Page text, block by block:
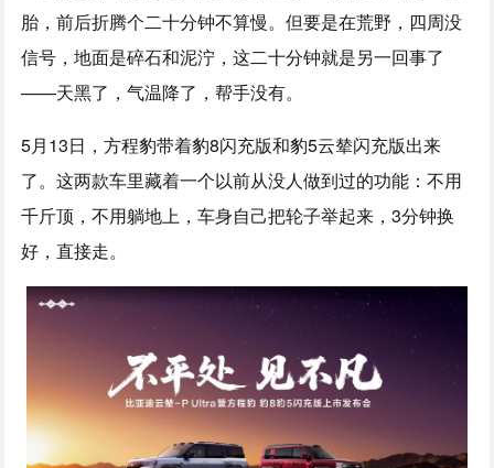
胎，前后折腾个二十分钟不算慢。但要是在荒野，四周没
信号，地面是碎石和泥泞，这二十分钟就是另一回事了
——天黑了，气温降了，帮手没有。
5月13日，方程豹带着豹8闪充版和豹5云辇闪充版出来
了。这两款车里藏着一个以前从没人做到过的功能：不用
千斤顶，不用躺地上，车身自己把轮子举起来，3分钟换
好，直接走。